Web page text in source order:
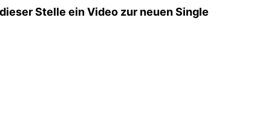
Stelle ein Video zur neuen Single